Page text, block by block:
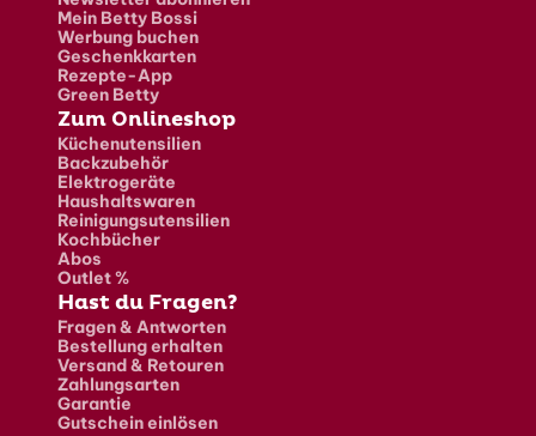
Mein Betty Bossi
Werbung buchen
Geschenkkarten
Rezepte-App
Green Betty
Zum Onlineshop
Küchenutensilien
Backzubehör
Elektrogeräte
Haushaltswaren
Reinigungsutensilien
Kochbücher
Abos
Outlet %
Hast du Fragen?
Fragen & Antworten
Bestellung erhalten
Versand & Retouren
Zahlungsarten
Garantie
Gutschein einlösen